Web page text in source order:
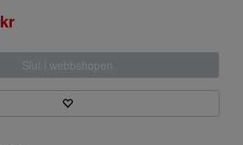
Slut i webbshopen